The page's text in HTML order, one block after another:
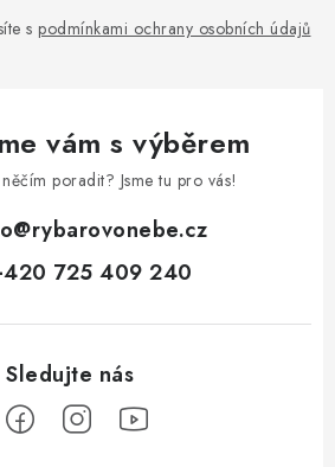
s podmínkami ochrany osobních údajů
vám s výběrem
poradit? Jsme tu pro vás!
@rybarovonebe.cz
725 409 240